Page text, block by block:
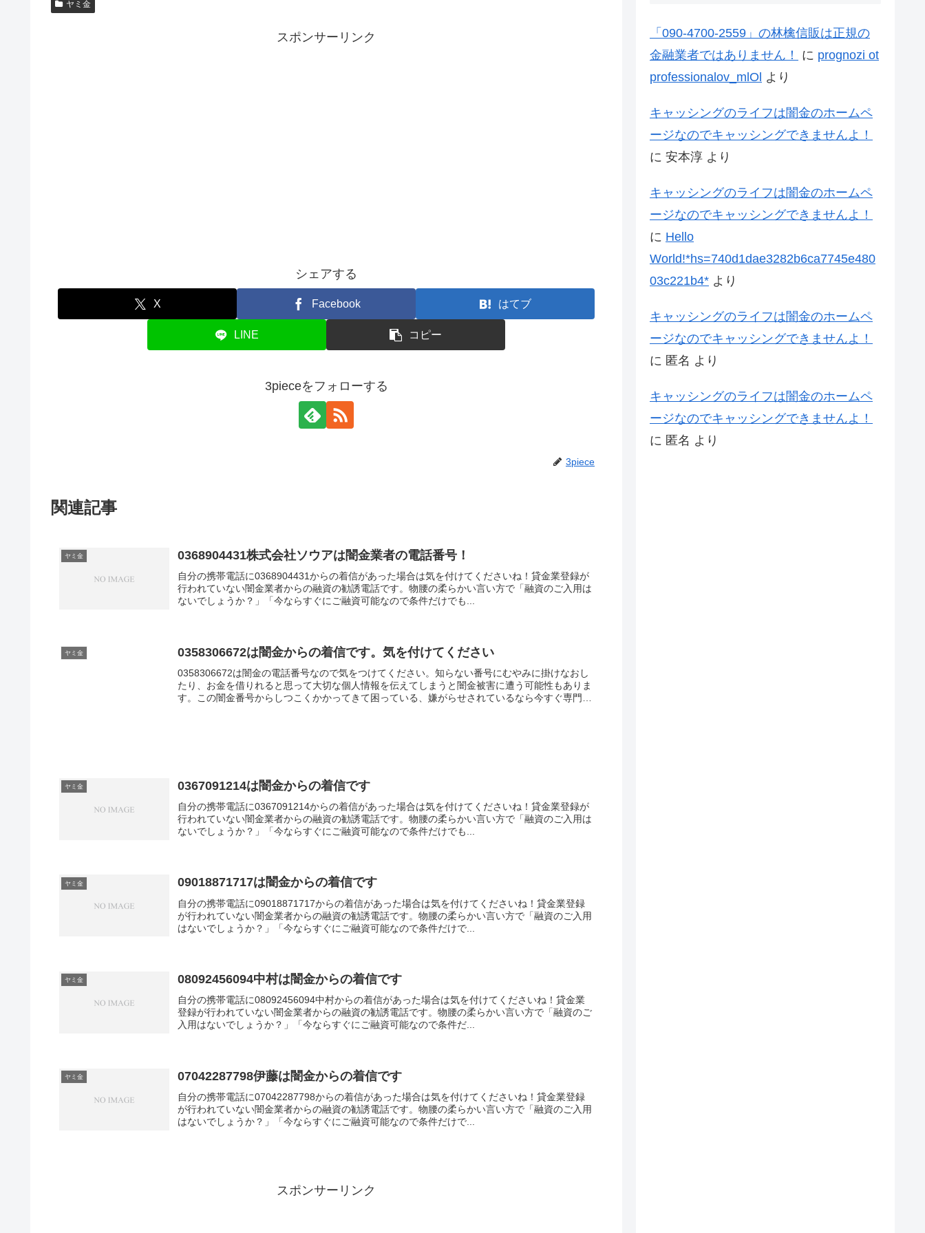
ヤミ金
スポンサーリンク
シェアする
X Facebook はてブ
LINE コピー
3pieceをフォローする
3piece
関連記事
ヤミ金 0368904431株式会社ソウアは闇金業者の電話番号！
自分の携帯電話に0368904431からの着信があった場合は気を付けてくださいね！貸金業登録が
行われていない闇金業者からの融資の勧誘電話です。物腰の柔らかい言い方で「融資のご入用は
ないでしょうか？」「今ならすぐにご融資可能なので条件だけでも...
ヤミ金 0358306672は闇金からの着信です。気を付けてください
0358306672は闇金の電話番号なので気をつけてください。知らない番号にむやみに掛けなおし
たり、お金を借りれると思って大切な個人情報を伝えてしまうと闇金被害に遭う可能性もありま
す。この闇金番号からしつこくかかってきて困っている、嫌がらせされているなら今すぐ専門家
ヤミ金 0367091214は闇金からの着信です
自分の携帯電話に0367091214からの着信があった場合は気を付けてくださいね！貸金業登録が
行われていない闇金業者からの融資の勧誘電話です。物腰の柔らかい言い方で「融資のご入用は
ないでしょうか？」「今ならすぐにご融資可能なので条件だけでも...
ヤミ金 09018871717は闇金からの着信です
自分の携帯電話に09018871717からの着信があった場合は気を付けてくださいね！貸金業登録
が行われていない闇金業者からの融資の勧誘電話です。物腰の柔らかい言い方で「融資のご入用
はないでしょうか？」「今ならすぐにご融資可能なので条件だけで...
ヤミ金 08092456094中村は闇金からの着信です
自分の携帯電話に08092456094中村からの着信があった場合は気を付けてくださいね！貸金業
登録が行われていない闇金業者からの融資の勧誘電話です。物腰の柔らかい言い方で「融資のご
入用はないでしょうか？」「今ならすぐにご融資可能なので条件だ...
ヤミ金 07042287798伊藤は闇金からの着信です
自分の携帯電話に07042287798からの着信があった場合は気を付けてくださいね！貸金業登録
が行われていない闇金業者からの融資の勧誘電話です。物腰の柔らかい言い方で「融資のご入用
はないでしょうか？」「今ならすぐにご融資可能なので条件だけで...
スポンサーリンク
「090-4700-2559」の林檎信販は正規の
金融業者ではありません！
に prognozi ot
professionalov_mlOl より
キャッシングのライフは闇金のホームペ
ージなのでキャッシングできませんよ！
に 安本淳 より
キャッシングのライフは闇金のホームペ
ージなのでキャッシングできませんよ！
に Hello
World!*hs=740d1dae3282b6ca7745e480
03c221b4* より
キャッシングのライフは闇金のホームペ
ージなのでキャッシングできませんよ！
に 匿名 より
キャッシングのライフは闇金のホームペ
ージなのでキャッシングできませんよ！
に 匿名 より